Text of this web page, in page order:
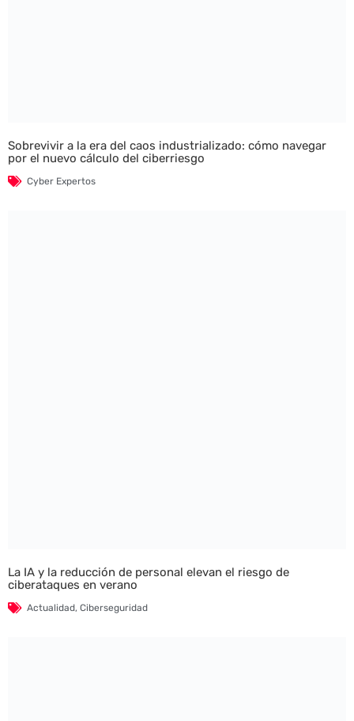
Sobrevivir a la era del caos industrializado: cómo navegar
por el nuevo cálculo del ciberriesgo
Cyber Expertos
La IA y la reducción de personal elevan el riesgo de
ciberataques en verano
Actualidad, Ciberseguridad